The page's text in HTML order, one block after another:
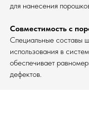
для нанесения
Совместимость с
Специальные составы
использования в
обеспечивает
дефектов.